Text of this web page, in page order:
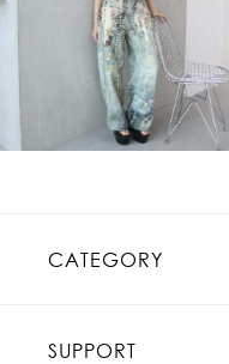
CATEGORY
SUPPORT